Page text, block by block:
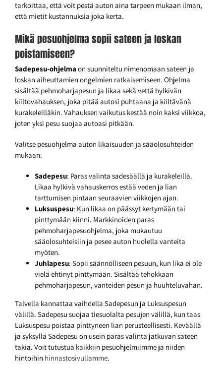
tarkoittaa, että voit pestä auton aina tarpeen mukaan ilman,
että mietit kustannuksia joka kerta.
Mikä pesuohjelma sopii sateen ja loskan
poistamiseen?
Sadepesu-ohjelma on suunniteltu nimenomaan sateen ja
loskan aiheuttamien ongelmien ratkaisemiseen. Ohjelma
sisältää pehmoharjapesun ja likaa sekä vettä hylkivän
kiiltovahauksen, joka pitää autosi puhtaana ja kiiltävänä
kurakeleilläkin. Vahauksen vaikutus kestää noin kaksi viikkoa,
joten yksi pesu suojaa autoasi pitkään.
Valitse pesuohjelma auton likaisuuden ja sääolosuhteiden
mukaan:
Sadepesu: Paras valinta sadesäällä ja kurakeleillä.
Likaa hylkivä vahauskerros estää veden ja lian
tarttumisen pintaan seuraavien viikkojen ajan.
Luksuspesu: Kun likaa on päässyt kertymään tai
pinttymään kiinni. Markkinoiden paras
pehmoharjapesuohjelma, joka mukautuu
sääolosuhteisiin ja pesee auton huolella vanteita
myöten.
Juhlapesu: Sopii säännölliseen pesuun, kun lika ei ole
vielä ehtinyt pinttymään. Sisältää tehokkaan
pehmoharjapesun, vanteiden pesun ja huuhteluvahan.
Talvella kannattaa vaihdella Sadepesun ja Luksuspesun
välillä. Sadepesu suojaa tiesuolalta pesujen välillä, kun taas
Luksuspesu poistaa pinttyneen lian perusteellisesti. Keväällä
ja syksyllä Sadepesu on usein paras valinta jatkuvan sateen
takia. Voit tutustua kaikkiin pesuohjelmiimme ja niiden
hintoihin hinnastosivullamme.